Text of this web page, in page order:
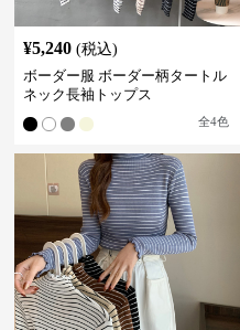
¥5,240 (税込)
ボーダー服 ボーダー柄タートル
ネック長袖トップス
全4色